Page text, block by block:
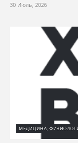
30 Июль, 2026
МЕДИЦИНА,